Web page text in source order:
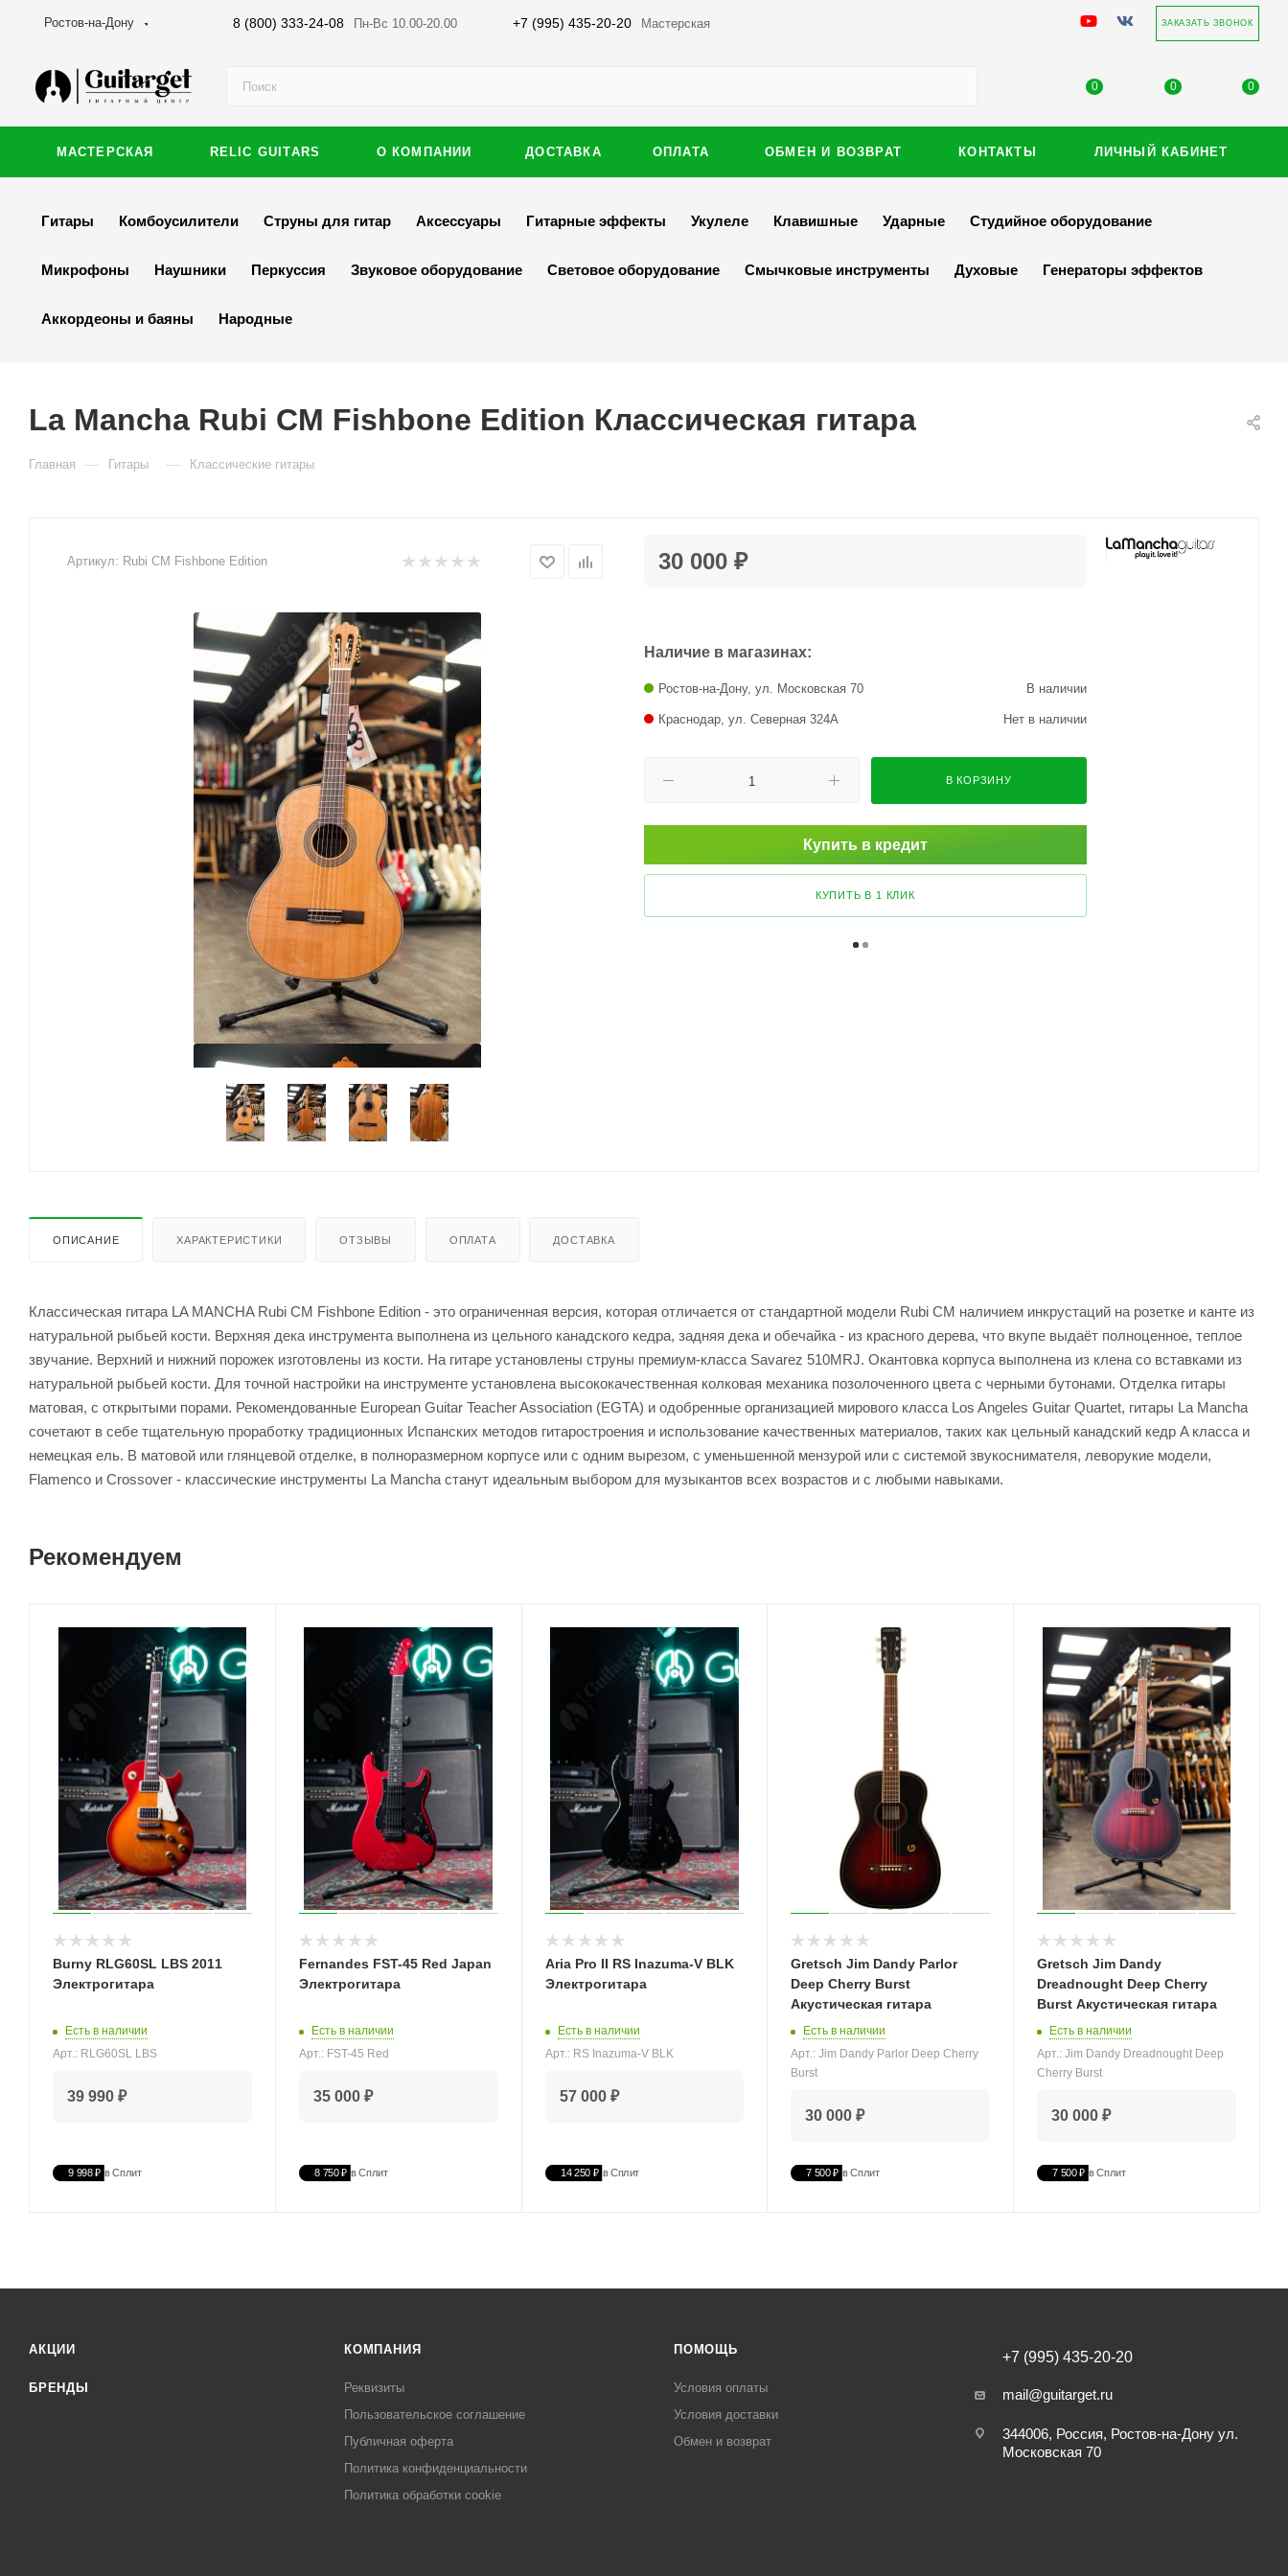
Ростов-на-Дону 8 (800) 333-24-08 Пн-Вс 10.00-20.00 +7 (995) 435-20-20 Мастерская ЗАКАЗАТЬ ЗВОНОК
0 0 0
МАСТЕРСКАЯ RELIC GUITARS О КОМПАНИИ ДОСТАВКА ОПЛАТА ОБМЕН И ВОЗВРАТ КОНТАКТЫ ЛИЧНЫЙ КАБИНЕТ
Гитары Комбоусилители Струны для гитар Аксессуары Гитарные эффекты Укулеле Клавишные Ударные Студийное оборудование
Микрофоны Наушники Перкуссия Звуковое оборудование Световое оборудование Смычковые инструменты Духовые Генераторы эффектов
Аккордеоны и баяны Народные
La Mancha Rubi CM Fishbone Edition Классическая гитара
Главная — Гитары — Классические гитары
Артикул: Rubi CM Fishbone Edition 30 000 ₽
Наличие в магазинах:
Краснодар, ул. Северная 324А Нет в наличии
Ростов-на-Дону, ул. Московская 70 В наличии
В КОРЗИНУ
Купить в кредит
КУПИТЬ В 1 КЛИК
ОПИСАНИЕ ХАРАКТЕРИСТИКИ ОТЗЫВЫ ОПЛАТА ДОСТАВКА
Классическая гитара LA MANCHA Rubi CM Fishbone Edition - это ограниченная версия, которая отличается от стандартной модели Rubi CM наличием инкрустаций на розетке и канте из
натуральной рыбьей кости. Верхняя дека инструмента выполнена из цельного канадского кедра, задняя дека и обечайка - из красного дерева, что вкупе выдаёт полноценное, теплое
звучание. Верхний и нижний порожек изготовлены из кости. На гитаре установлены струны премиум-класса Savarez 510MRJ. Окантовка корпуса выполнена из клена со вставками из
натуральной рыбьей кости. Для точной настройки на инструменте установлена высококачественная колковая механика позолоченного цвета с черными бутонами. Отделка гитары
матовая, с открытыми порами. Рекомендованные European Guitar Teacher Association (EGTA) и одобренные организацией мирового класса Los Angeles Guitar Quartet, гитары La Mancha
сочетают в себе тщательную проработку традиционных Испанских методов гитаростроения и использование качественных материалов, таких как цельный канадский кедр A класса и
немецкая ель. В матовой или глянцевой отделке, в полноразмерном корпусе или с одним вырезом, с уменьшенной мензурой или с системой звукоснимателя, леворукие модели,
Flamenco и Crossover - классические инструменты La Mancha станут идеальным выбором для музыкантов всех возрастов и с любыми навыками.
Рекомендуем
Burny RLG60SL LBS 2011
Электрогитара
Есть в наличии
Арт.: RLG60SL LBS
39 990 ₽
9 998 ₽ в Сплит
Fernandes FST-45 Red Japan
Электрогитара
Есть в наличии
Арт.: FST-45 Red
35 000 ₽
8 750 ₽ в Сплит
Aria Pro II RS Inazuma-V BLK
Электрогитара
Есть в наличии
Арт.: RS Inazuma-V BLK
57 000 ₽
14 250 ₽ в Сплит
Gretsch Jim Dandy Parlor
Deep Cherry Burst
Акустическая гитара
Есть в наличии
Арт.: Jim Dandy Parlor Deep Cherry
Burst
30 000 ₽
7 500 ₽ в Сплит
Gretsch Jim Dandy
Dreadnought Deep Cherry
Burst Акустическая гитара
Есть в наличии
Арт.: Jim Dandy Dreadnought Deep
Cherry Burst
30 000 ₽
7 500 ₽ в Сплит
АКЦИИ
БРЕНДЫ
КОМПАНИЯ
Реквизиты
Пользовательское соглашение
Публичная оферта
Политика конфиденциальности
Политика обработки cookie
ПОМОЩЬ
Условия оплаты
Условия доставки
Обмен и возврат
+7 (995) 435-20-20
mail@guitarget.ru
344006, Россия, Ростов-на-Дону ул.
Московская 70